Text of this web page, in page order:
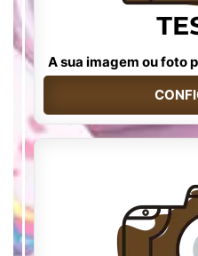
A sua imagem ou foto